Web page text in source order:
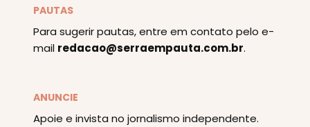
PAUTAS
Para sugerir pautas, entre em contato pelo e-
mail redacao@serraempauta.com.br.
ANUNCIE
Apoie e invista no jornalismo independente.